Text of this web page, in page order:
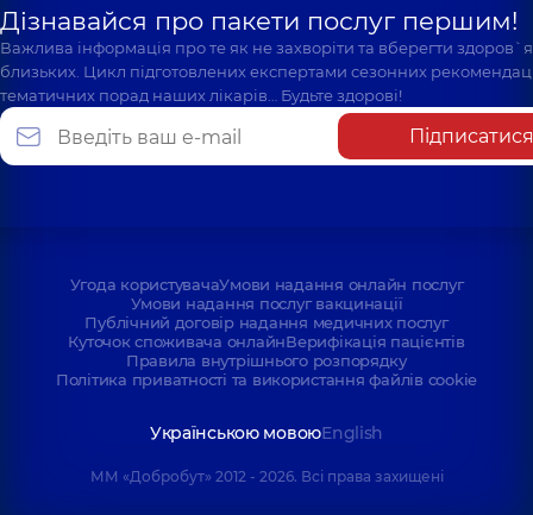
Дізнавайся про пакети послуг першим!
Важлива інформація про те як не захворіти та вберегти
близьких. Цикл підготовлених експертами сезонних
тематичних порад наших лікарів… Будьте здорові!
Підписатися
Угода користувачаУмови надання онлайн послуг
Умови надання послуг вакцинації
Публічний договір надання медичних послуг
Куточок споживача онлайнВерифікація пацієнтів
Правила внутрішнього розпорядку
Політика приватності та використання файлів cookie
Українською мовоюEnglish
ММ «Добробут» 2012 - 2026. Всі права захищені